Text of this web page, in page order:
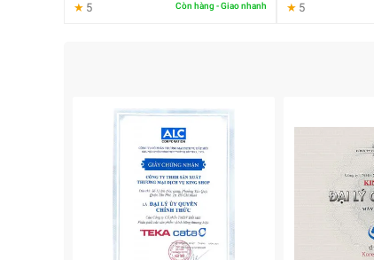
★ 5 Còn hàng - Giao nhanh ★ 5